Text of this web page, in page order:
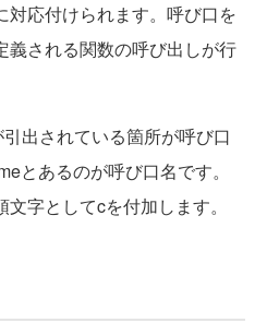
応付けられます。呼び口を
義される関数の呼び出しが行
出されている箇所が呼び口
とあるのが呼び口名です。
字としてcを付加します。